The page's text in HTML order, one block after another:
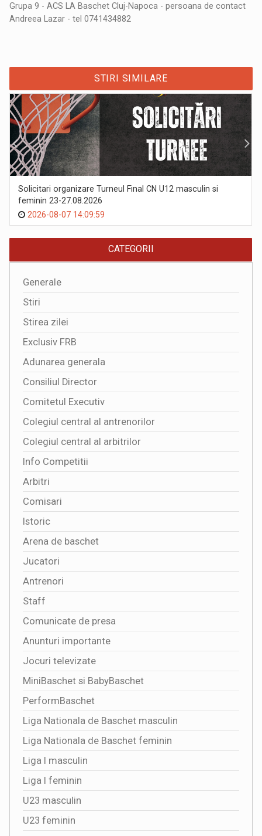
Grupa 9 - ACS LA Baschet Cluj-Napoca - persoana de contact
Andreea Lazar - tel 0741434882
STIRI SIMILARE
Solicitari organizare Turneul Final CN U12 masculin si
feminin 23-27.08.2026
2026-08-07 14:09:59
CATEGORII
Generale
Stiri
Stirea zilei
Exclusiv FRB
Adunarea generala
Consiliul Director
Comitetul Executiv
Colegiul central al antrenorilor
Colegiul central al arbitrilor
Info Competitii
Arbitri
Comisari
Istoric
Arena de baschet
Jucatori
Antrenori
Staff
Comunicate de presa
Anunturi importante
Jocuri televizate
MiniBaschet si BabyBaschet
PerformBaschet
Liga Nationala de Baschet masculin
Liga Nationala de Baschet feminin
Liga I masculin
Liga I feminin
U23 masculin
U23 feminin